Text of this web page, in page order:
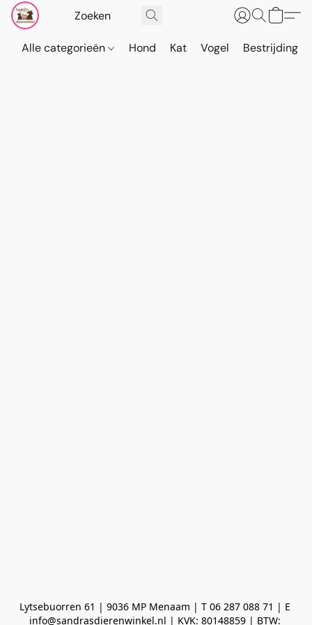
Alle categorieën Hond Kat Vogel Bestrijding
Lytsebuorren 61 | 9036 MP Menaam | T 06 287 088 71 | E
info@sandrasdierenwinkel.nl | KVK: 80148859 | BTW: